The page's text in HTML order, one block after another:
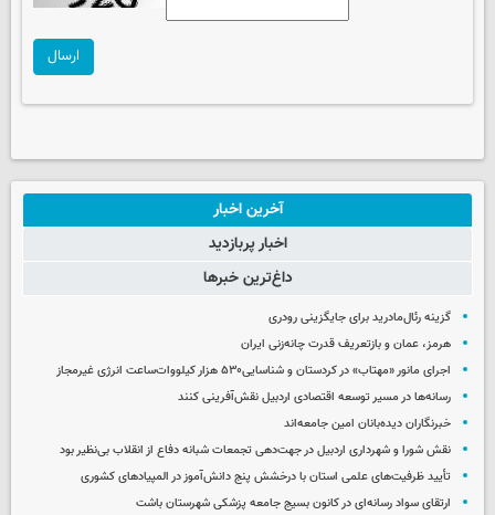
ارسال
آخرین اخبار
اخبار پربازدید
داغ‌ترین خبرها
گزینه رئال‌مادرید برای جایگزینی رودری
هرمز، عمان و بازتعریف قدرت چانه‌زنی ایران
اجرای مانور ‌«مهتاب» در کردستان‌ و شناسایی۵۳۰ هزار کیلووات‌ساعت انرژی غیرمجاز ‌
رسانه‌ها در مسیر توسعه اقتصادی اردبیل نقش‌آفرینی کنند
خبرنگاران دیده‌بانان امین جامعه‌اند
نقش شورا و شهرداری اردبیل در جهت‌دهی تجمعات شبانه دفاع از انقلاب بی‌نظیر بود
تأیید ظرفیت‌های علمی استان با درخشش پنج دانش‌آموز در المپیادهای کشوری
ارتقای سواد رسانه‌ای در کانون بسیج جامعه پزشکی شهرستان باشت